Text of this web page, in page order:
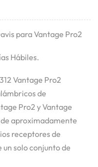
para Vantage Pro2
Hábiles.
Vantage Pro2
de
Pro2 y Vantage
aproximadamente
receptores de
solo conjunto de